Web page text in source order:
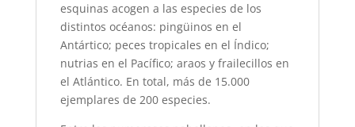
esquinas acogen a las especies de los
distintos océanos: pingüinos en el
Antártico; peces tropicales en el Índico;
nutrias en el Pacífico; araos y frailecillos en
el Atlántico. En total, más de 15.000
ejemplares de 200 especies.